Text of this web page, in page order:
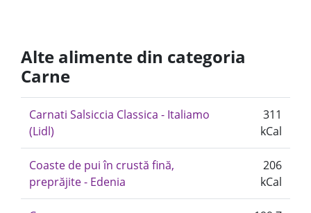
Alte alimente din categoria
Carne
Carnati Salsiccia Classica - Italiamo
(Lidl)
311
kCal
Coaste de pui în crustă fină,
preprăjite - Edenia
206
kCal